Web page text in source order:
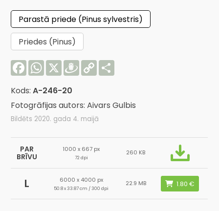
Parastā priede (Pinus sylvestris)
Priedes (Pinus)
FacebookWhatsApp
X Draugiem
Copy
Link
Kods:A-246-20
Fotogrāfijas autors: Aivars Gulbis
Bildēts 2020. gada 4. maijā
PAR
BRĪVU
1000 x 667 px
72 dpi
260 KB
L 6000 x 4000 px
50.8 x 33.87 cm / 300 dpi
22.9 MB